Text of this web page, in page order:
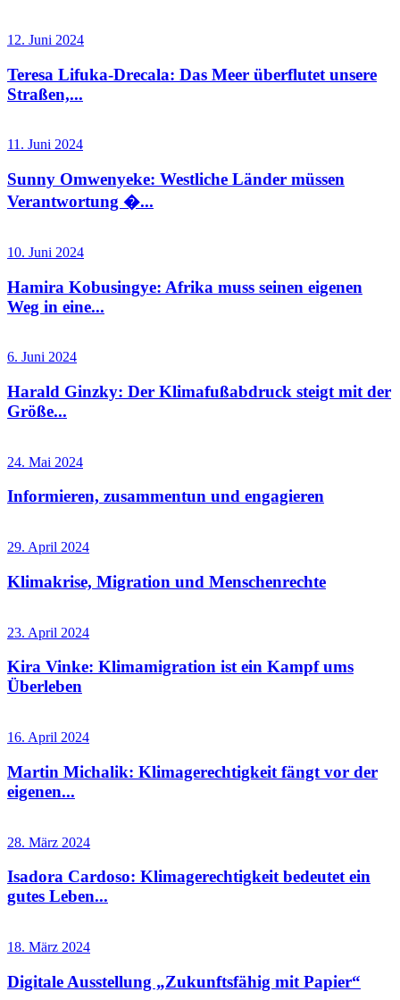
12. Juni 2024
Teresa Lifuka-Drecala: Das Meer überflutet unsere
Straßen,...
11. Juni 2024
Sunny Omwenyeke: Westliche Länder müssen
Verantwortung �...
10. Juni 2024
Hamira Kobusingye: Afrika muss seinen eigenen
Weg in eine...
6. Juni 2024
Harald Ginzky: Der Klimafußabdruck steigt mit der
Größe...
24. Mai 2024
Informieren, zusammentun und engagieren
29. April 2024
Klimakrise, Migration und Menschenrechte
23. April 2024
Kira Vinke: Klimamigration ist ein Kampf ums
Überleben
16. April 2024
Martin Michalik: Klimagerechtigkeit fängt vor der
eigenen...
28. März 2024
Isadora Cardoso: Klimagerechtigkeit bedeutet ein
gutes Leben...
18. März 2024
Digitale Ausstellung „Zukunftsfähig mit Papier“